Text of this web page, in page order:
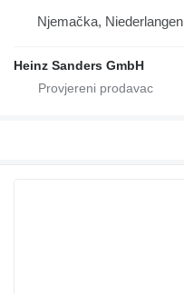
Njemačka, Niederlangen
Heinz Sanders GmbH